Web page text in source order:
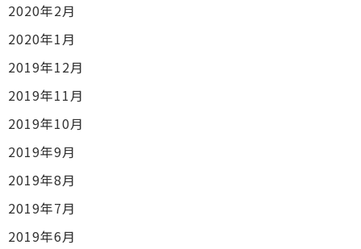
2020年2月
2020年1月
2019年12月
2019年11月
2019年10月
2019年9月
2019年8月
2019年7月
2019年6月